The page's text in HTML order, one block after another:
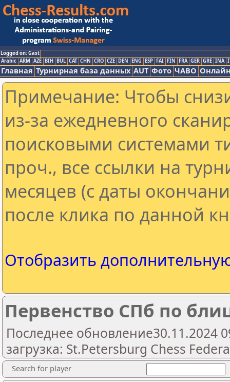
Logged on: Gast
Arabic ARM AZE BIH BUL CAT CHN CRO CZE DEN ENG ESP FAI FIN FRA GER GRE INA
Главная Турнирная база данных AUT Фото ЧАВО
Примечание: Чтобы
из-за ежедневного
поисковыми системами
проч., все ссылки на
месяцев (с даты
после клика по данной
Отобразить
Первенство СПб по
Последнее обновление30.11.2024
загрузка: St.Petersburg Chess
Search for player